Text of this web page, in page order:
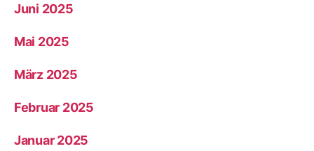
Juni 2025
Mai 2025
März 2025
Februar 2025
Januar 2025